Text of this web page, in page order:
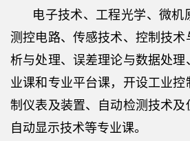
电子技术、工程光学、微机
测控电路、传感技术、控制技术
析与处理、误差理论与数据处理
业课和专业平台课，开设工业
制仪表及装置、自动检测技术及
自动显示技术等专业课。